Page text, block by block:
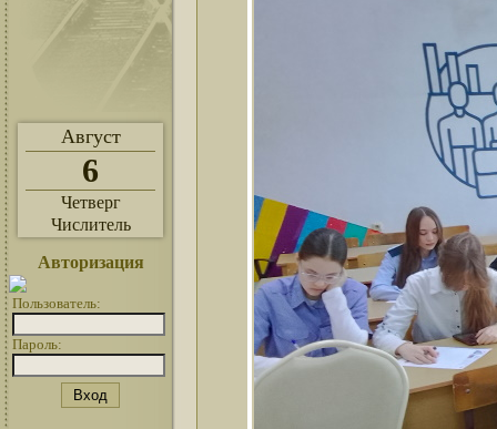
Август
6
Четверг
Числитель
Авторизация
Пользователь:
Пароль: